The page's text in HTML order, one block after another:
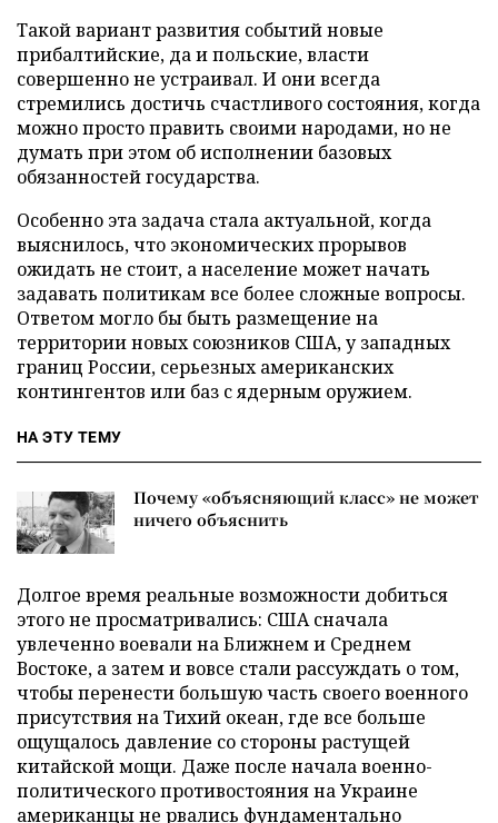
Такой вариант развития событий новые
прибалтийские, да и польские, власти
совершенно не устраивал. И они всегда
стремились достичь счастливого состояния, когда
можно просто править своими народами, но не
думать при этом об исполнении базовых
обязанностей государства.
Особенно эта задача стала актуальной, когда
выяснилось, что экономических прорывов
ожидать не стоит, а население может начать
задавать политикам все более сложные вопросы.
Ответом могло бы быть размещение на
территории новых союзников США, у западных
границ России, серьезных американских
контингентов или баз с ядерным оружием.
НА ЭТУ ТЕМУ
Почему «объясняющий класс» не может
ничего объяснить
Долгое время реальные возможности добиться
этого не просматривались: США сначала
увлеченно воевали на Ближнем и Среднем
Востоке, а затем и вовсе стали рассуждать о том,
чтобы перенести большую часть своего военного
присутствия на Тихий океан, где все больше
ощущалось давление со стороны растущей
китайской мощи. Даже после начала военно-
политического противостояния на Украине
американцы не рвались фундаментально